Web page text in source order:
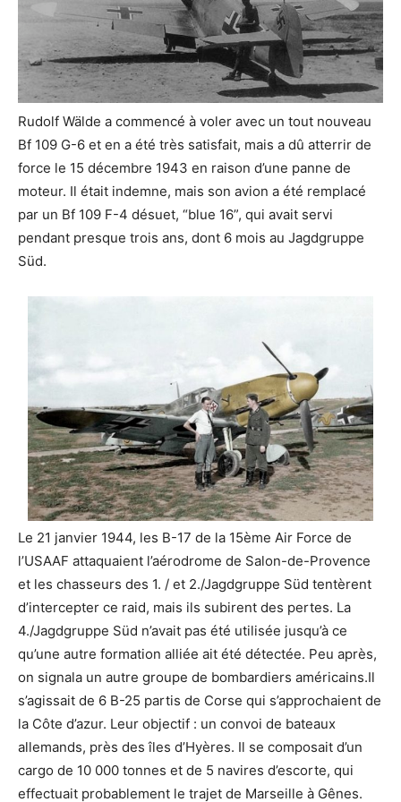
Rudolf Wälde a commencé à voler avec un tout nouveau
Bf 109 G-6 et en a été très satisfait, mais a dû atterrir de
force le 15 décembre 1943 en raison d’une panne de
moteur. Il était indemne, mais son avion a été remplacé
par un Bf 109 F-4 désuet, “blue 16”, qui avait servi
pendant presque trois ans, dont 6 mois au Jagdgruppe
Süd.
Le 21 janvier 1944, les B-17 de la 15ème Air Force de
l’USAAF attaquaient l’aérodrome de Salon-de-Provence
et les chasseurs des 1. / et 2./Jagdgruppe Süd tentèrent
d’intercepter ce raid, mais ils subirent des pertes. La
4./Jagdgruppe Süd n’avait pas été utilisée jusqu’à ce
qu’une autre formation alliée ait été détectée. Peu après,
on signala un autre groupe de bombardiers américains.Il
s’agissait de 6 B-25 partis de Corse qui s’approchaient de
la Côte d’azur. Leur objectif : un convoi de bateaux
allemands, près des îles d’Hyères. Il se composait d’un
cargo de 10 000 tonnes et de 5 navires d’escorte, qui
effectuait probablement le trajet de Marseille à Gênes.